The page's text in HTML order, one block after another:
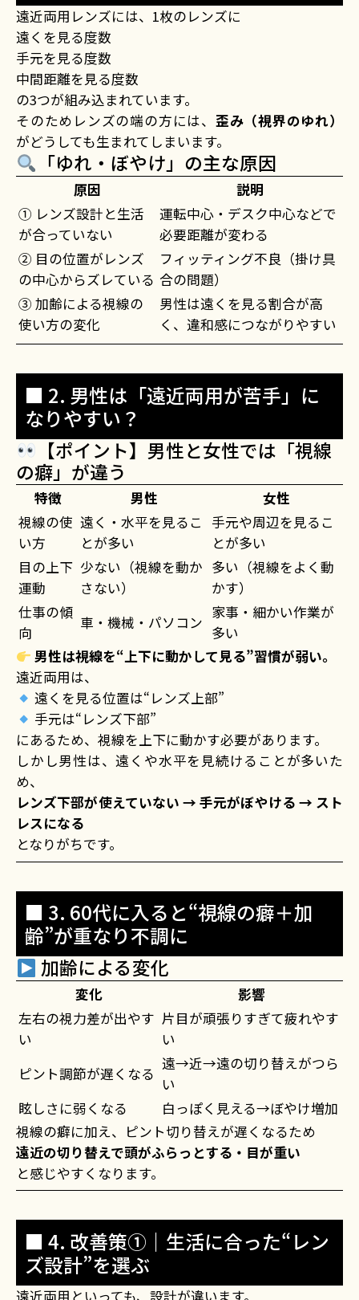
遠近両用レンズには、1枚のレンズに
遠くを見る度数
手元を見る度数
中間距離を見る度数
の3つが組み込まれています。
そのためレンズの端の方には、 歪み（視界のゆれ）
がどうしても生まれてしまいます。
「ゆれ・ぼやけ」の主な原因
原因
説明
① レンズ設計と生活
が合っていない
運転中心・デスク中心などで
必要距離が変わる
② 目の位置がレンズ
の中心からズレている
フィッティング不良（掛け具
合の問題）
③ 加齢による視線の
使い方の変化
男性は遠くを見る割合が高
く、違和感につながりやすい
■ 2. 男性は「遠近両用が苦手」に
なりやすい？
【ポイント】男性と女性では「視線
の癖」が違う
特徴 男性
女性
視線の使
い方
遠く・水平を見るこ
とが多い
手元や周辺を見るこ
とが多い
目の上下
運動
少ない（視線を動か
さない）
多い（視線をよく動
かす）
仕事の傾
向
車・機械・パソコン
家事・細かい作業が
多い
男性は視線を“上下に動かして見る”習慣が弱い。
遠近両用は、
遠くを見る位置は“レンズ上部”
手元は“レンズ下部”
にあるため、視線を上下に動かす必要があります。
しかし男性は、遠くや水平を見続けることが多いた
め、
レンズ下部が使えていない → 手元がぼやける → スト
レスになる
となりがちです。
■ 3. 60代に入ると“視線の癖＋加
齢”が重なり不調に
加齢による変化
変化
影響
左右の視力差が出やす
い
片目が頑張りすぎて疲れやす
い
ピント調節が遅くなる
遠→近→遠の切り替えがつら
い
眩しさに弱くなる
白っぽく見える→ぼやけ増加
視線の癖に加え、ピント切り替えが遅くなるため
遠近の切り替えで頭がふらっとする・目が重い
と感じやすくなります。
■ 4. 改善策①｜生活に合った“レン
ズ設計”を選ぶ
遠近両用といっても、設計が違います。